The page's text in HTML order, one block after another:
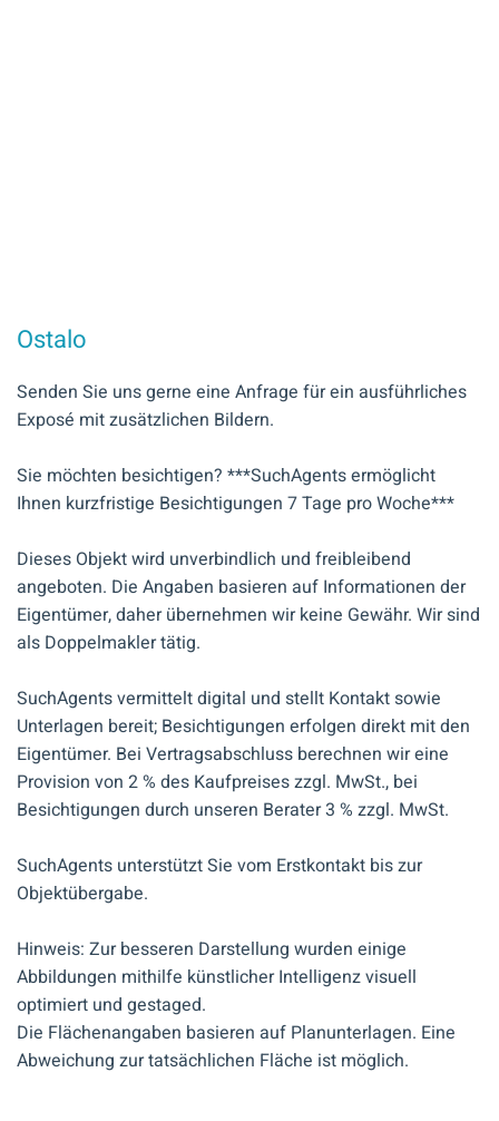
Ostalo
Senden Sie uns gerne eine Anfrage für ein ausführliches
Exposé mit zusätzlichen Bildern.
Sie möchten besichtigen? ***SuchAgents ermöglicht
Ihnen kurzfristige Besichtigungen 7 Tage pro Woche***
Dieses Objekt wird unverbindlich und freibleibend
angeboten. Die Angaben basieren auf Informationen der
Eigentümer, daher übernehmen wir keine Gewähr. Wir sind
als Doppelmakler tätig.
SuchAgents vermittelt digital und stellt Kontakt sowie
Unterlagen bereit; Besichtigungen erfolgen direkt mit den
Eigentümer. Bei Vertragsabschluss berechnen wir eine
Provision von 2 % des Kaufpreises zzgl. MwSt., bei
Besichtigungen durch unseren Berater 3 % zzgl. MwSt.
SuchAgents unterstützt Sie vom Erstkontakt bis zur
Objektübergabe.
Hinweis: Zur besseren Darstellung wurden einige
Abbildungen mithilfe künstlicher Intelligenz visuell
optimiert und gestaged.
Die Flächenangaben basieren auf Planunterlagen. Eine
Abweichung zur tatsächlichen Fläche ist möglich.